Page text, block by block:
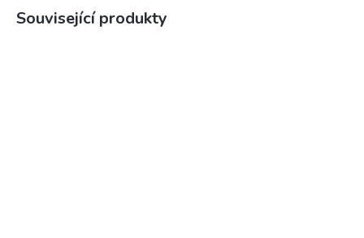
Související produkty